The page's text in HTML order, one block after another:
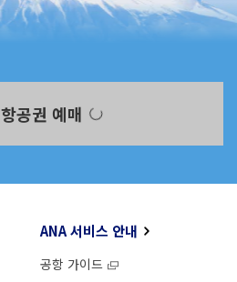
항공권 예매
ANA 서비스 안내
공항 가이드